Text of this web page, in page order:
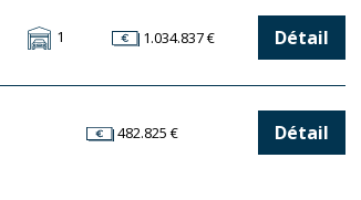
1 1.034.837 € Détail
482.825 € Détail